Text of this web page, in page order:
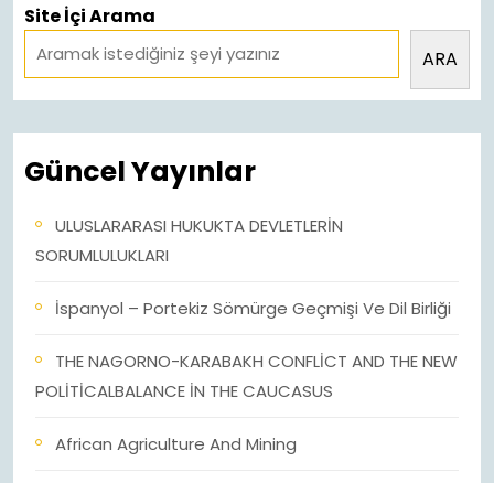
Site İçi Arama
ARA
Güncel Yayınlar
ULUSLARARASI HUKUKTA DEVLETLERİN
SORUMLULUKLARI
İspanyol – Portekiz Sömürge Geçmişi Ve Dil Birliği
THE NAGORNO-KARABAKH CONFLİCT AND THE NEW
POLİTİCALBALANCE İN THE CAUCASUS
African Agriculture And Mining